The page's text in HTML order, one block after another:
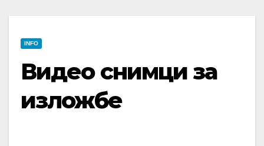
INFO
Видео снимци за
изложбе